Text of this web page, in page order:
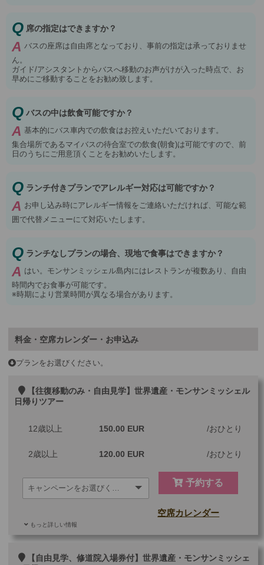
Q 席の指定はできますか？
A バスの座席は自由席となっており、事前の指定は承っておりませ
ん。
ガイド/アシスタントからバスへ移動のお声がけが入った時点で、お
早めにご移動することをお勧め致します。
Q バスの中は飲食可能ですか？
A 基本的にバス車内での飲食はお控えいただいております。
集合場所であるマイバスの待合室での飲食(朝食)は可能ですので、前
日のうちにご用意頂くことをお勧めいたします。
Q ランチ付きプランでアレルギー対応は可能ですか？
A お申し込み時にアレルギー情報をご連絡いただければ、可能な範
囲で代替メニューにて対応いたします。
Q ランチなしプランの場合、現地で食事はできますか？
A はい。モンサンミッシェル島内にはレストランが複数あり、自由
時間内でお食事が可能です。
※時期により営業時間が異なる場合があります。
料金・空席カレンダー・お申込み
プランをお選びください。
【往復移動のみ・自由見学】世界遺産・モンサンミッシェル
日帰りツアー
12歳以上 150.00 EUR おひとり
2歳以上 120.00 EUR おひとり
予約する
もっと詳しい情報
空席カレンダー
その他【自由見学、修道院入場券付】世界遺産・モンサンミッシェ